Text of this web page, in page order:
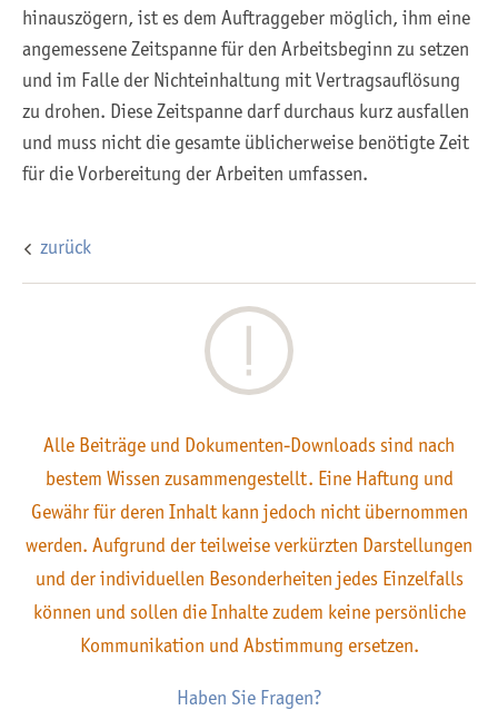
hinauszögern, ist es dem Auftraggeber möglich, ihm eine
angemessene Zeitspanne für den Arbeitsbeginn zu setzen
und im Falle der Nichteinhaltung mit Vertragsauflösung
zu drohen. Diese Zeitspanne darf durchaus kurz ausfallen
und muss nicht die gesamte üblicherweise benötigte Zeit
für die Vorbereitung der Arbeiten umfassen.
zurück
Alle Beiträge und Dokumenten-Downloads sind nach
bestem Wissen zusammengestellt. Eine Haftung und
Gewähr für deren Inhalt kann jedoch nicht übernommen
werden. Aufgrund der teilweise verkürzten Darstellungen
und der individuellen Besonderheiten jedes Einzelfalls
können und sollen die Inhalte zudem keine persönliche
Kommunikation und Abstimmung ersetzen.
Haben Sie Fragen?